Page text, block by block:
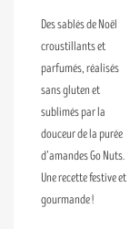
Des sablés de Noël
croustillants et
parfumés, réalisés
sans gluten et
sublimés par la
douceur de la purée
d’amandes Go Nuts.
Une recette festive et
gourmande !